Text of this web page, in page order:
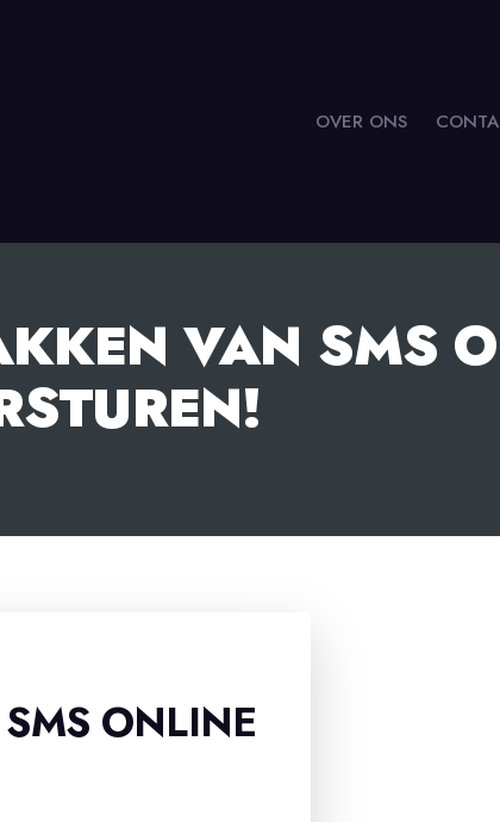
OVER ONS
VAN SMS
ONLINE